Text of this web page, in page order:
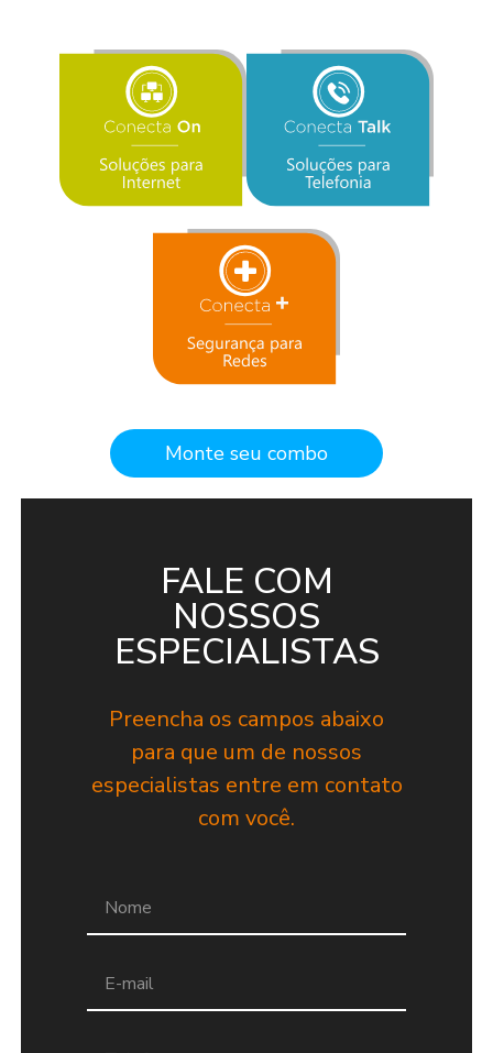
Monte seu combo
FALE COM
NOSSOS
ESPECIALISTAS
Preencha os campos abaixo
para que um de nossos
especialistas entre em contato
com você.